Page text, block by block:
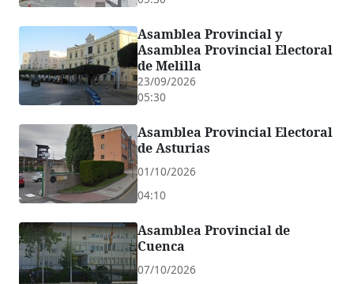
Asamblea Provincial y
Asamblea Provincial Electoral
de Melilla
23/09/2026
05:30
Asamblea Provincial Electoral
de Asturias
01/10/2026
04:10
Asamblea Provincial de
Cuenca
07/10/2026